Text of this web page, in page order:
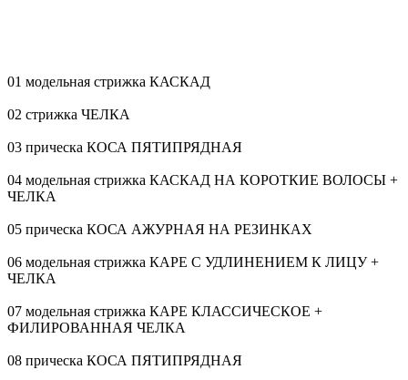
01 модельная стрижка КАСКАД
02 стрижка ЧЕЛКА
03 прическа КОСА ПЯТИПРЯДНАЯ
04 модельная стрижка КАСКАД НА КОРОТКИЕ ВОЛОСЫ +
ЧЕЛКА
05 прическа КОСА АЖУРНАЯ НА РЕЗИНКАХ
06 модельная стрижка КАРЕ С УДЛИНЕНИЕМ К ЛИЦУ +
ЧЕЛКА
07 модельная стрижка КАРЕ КЛАССИЧЕСКОЕ +
ФИЛИРОВАННАЯ ЧЕЛКА
08 прическа КОСА ПЯТИПРЯДНАЯ